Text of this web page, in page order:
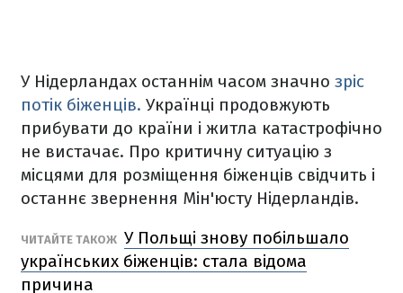
У Нідерландах останнім часом значно зріс
потік біженців. Українці продовжують
прибувати до країни і житла катастрофічно
не вистачає. Про критичну ситуацію з
місцями для розміщення біженців свідчить і
останнє звернення Мін'юсту Нідерландів.
ЧИТАЙТЕ ТАКОЖ У Польщі знову побільшало
українських біженців: стала відома
причина